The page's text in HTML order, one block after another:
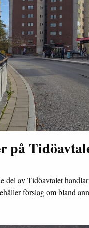
på
del av Tidöavtalet
förslag om bland